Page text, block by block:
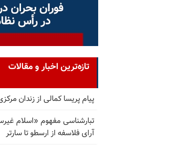
تازه‌ترین اخبار و مقالات
پیام پریسا کمالی از زندان
تبارشناسی مفهوم «اسلام
آرای فلاسفه از ارسطو تا سارتر